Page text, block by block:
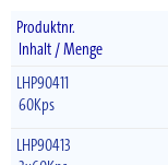
Produktnr.
Inhalt / Menge
LHP90411
60Kps
LHP90413